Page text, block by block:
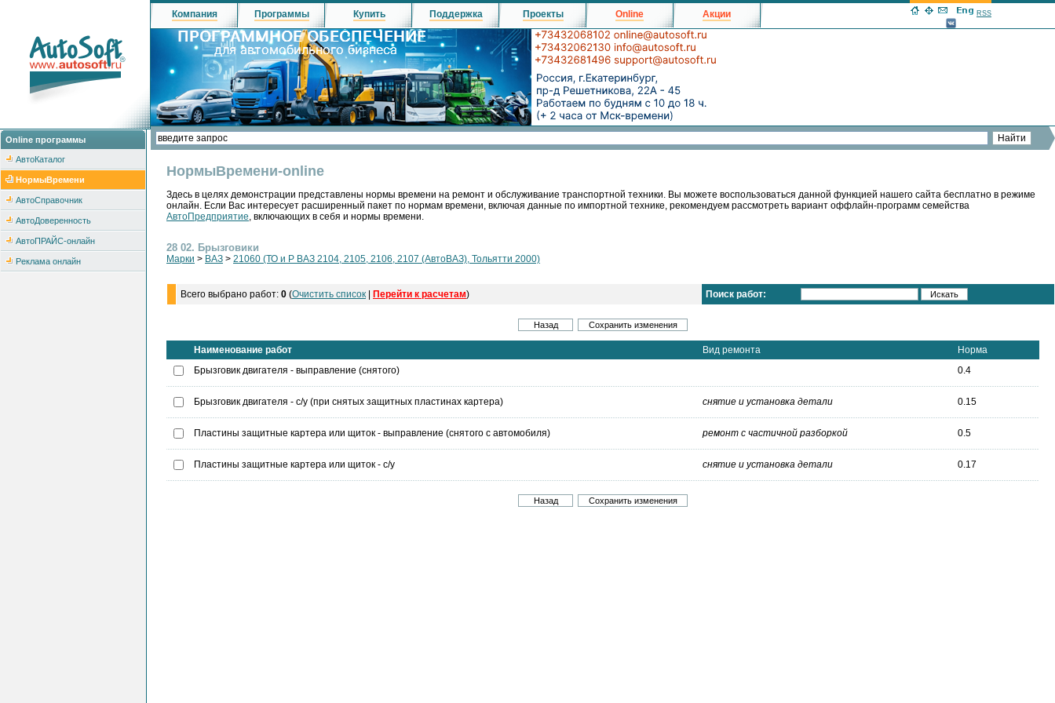
Online программы
АвтоКаталог
НормыВремени
АвтоСправочник
АвтоДоверенность
АвтоПРАЙС-онлайн
Реклама онлайн
Компания Программы Купить Поддержка Проекты Online Акции RSS
НормыВремени-online
Здесь в целях демонстрации представлены нормы времени на ремонт и обслуживание транспортной техники. Вы можете воспользоваться данной функцией нашего сайта бесплатно в режиме
онлайн. Если Вас интересует расширенный пакет по нормам времени, включая данные по импортной технике, рекомендуем рассмотреть вариант оффлайн-программ семейства
АвтоПредприятие, включающих в себя и нормы времени.
28 02. Брызговики
Марки > ВАЗ > 21060 (ТО и Р ВАЗ 2104, 2105, 2106, 2107 (АвтоВАЗ), Тольятти 2000)
Всего выбрано работ: 0 (Очистить список | Перейти к расчетам) Поиск работ:
Наименование работ Вид ремонта
Норма
Брызговик двигателя - выправление (снятого)
0.4
Брызговик двигателя - с/у (при снятых защитных пластинах картера) снятие и установка детали 0.15
Пластины защитные картера или щиток - выправление (снятого с автомобиля) ремонт с частичной разборкой 0.5
Пластины защитные картера или щиток - с/у снятие и установка детали 0.17